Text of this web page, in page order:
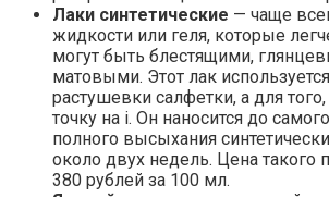
Лаки синтетические — чаще
жидкости или геля, которые
могут быть блестящими,
матовыми. Этот лак
растушевки салфетки, а для
точку на i. Он наносится до
полного высыхания
около двух недель. Цена такого
380 рублей за 100 мл.